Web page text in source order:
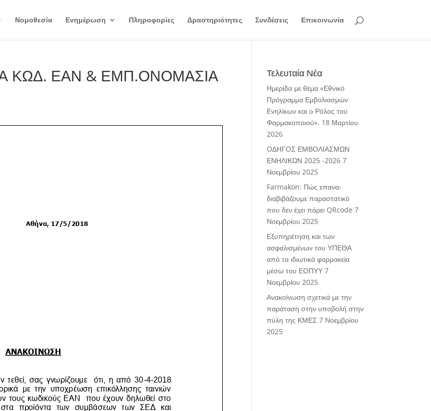
Νομοθεσία Ενημέρωση Πληροφορίες Δραστηριότητες Συνδέσεις Επικοινωνία
ΚΩΔ. ΕΑΝ & ΕΜΠ.ΟΝΟΜΑΣΙΑ Τελευταία Νέα
Ημερίδα με θέμα «Εθνικό
Πρόγραμμα Εμβολιασμών
Ενηλίκων και ο Ρόλος του
Φαρμακοποιού». 18 Μαρτίου
2026
ΟΔΗΓΟΣ ΕΜΒΟΛΙΑΣΜΩΝ
ΕΝΗΛΙΚΩΝ 2025 -2026 7
Νοεμβρίου 2025
Farmakon: Πώς επανα-
διαβιβάζουμε παραστατικό
που δεν έχει πάρει QRcode 7
Νοεμβρίου 2025
Εξυπηρέτηση και των
ασφαλισμένων του ΥΠΕΘΑ
από τα ιδιωτικά φαρμακεία
μέσω του ΕΟΠΥΥ 7
Νοεμβρίου 2025
Ανακοίνωση σχετικά με την
παράταση στην υποβολή στην
πύλη της ΚΜΕΣ 7 Νοεμβρίου
2025